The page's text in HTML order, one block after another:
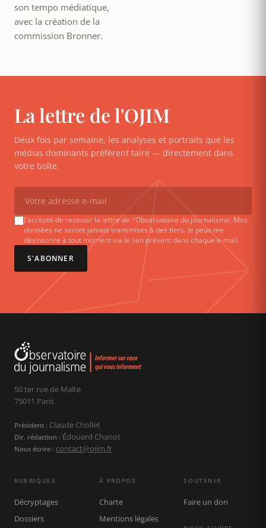
son tempo médiatique,
avec la création de la
commission Bronner.
La lettre de l'OJIM
Deux fois par semaine, les analyses et portraits que les
médias dominants préfèrent taire — directement dans
votre boîte.
J'accepte de recevoir la lettre de l'Observatoire du journalisme. Mes
données ne seront jamais transmises à des tiers. Je peux me
désinscrire à tout moment via le lien présent dans chaque e-mail.
S'ABONNER
50 ter rue de Malte
75011 Paris
Président : Claude Chollet
Dir. rédaction : Édouard Chanot
Nous écrire : contact@ojim.fr
RUBRIQUES
Décryptages
Dossiers
À PROPOS
Charte
Mentions légales
SOUTENIR
Faire un don